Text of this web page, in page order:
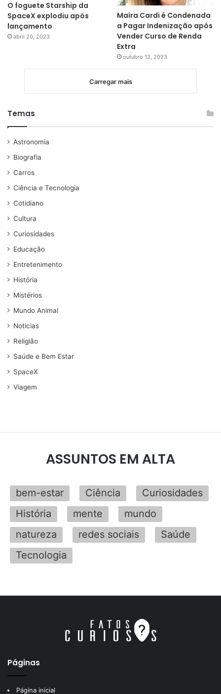
O foguete Starship da
SpaceX explodiu após
lançamento
abril 20, 2023
Maíra Cardi é Condenada
a Pagar Indenização após
Vender Curso de Renda
Extra
outubro 12, 2023
Carregar mais
Temas
Astronomia
Biografia
Carros
Ciência e Tecnologia
Cotidiano
Cultura
Curiosidades
Educação
Entretenimento
História
Mistérios
Mundo Animal
Noticias
Religião
Saúde e Bem Estar
SpaceX
Viagem
ASSUNTOS EM ALTA
bem-estar Ciência
Curiosidades
História
mente
mundo
natureza
redes sociais
Saúde
Tecnologia
Páginas
Página inicial